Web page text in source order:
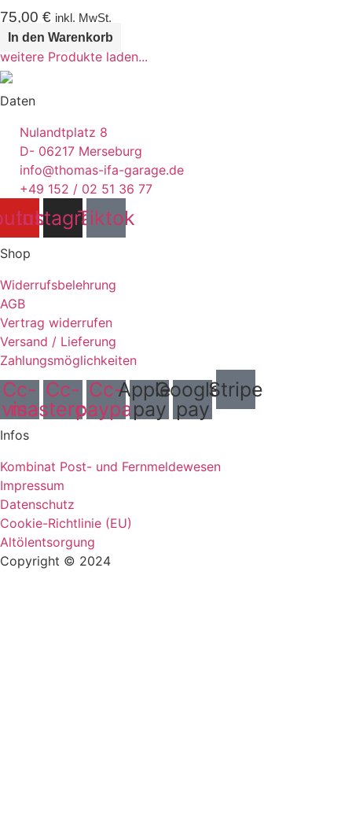
75,00 € inkl. MwSt.
In den Warenkorb
weitere Produkte laden...
Daten
Nulandtplatz 8
D- 06217 Merseburg
info@thomas-ifa-garage.de
+49 152 / 02 51 36 77
Instagram
Tiktok
Shop
Widerrufsbelehrung
AGB
Vertrag widerrufen
Versand / Lieferung
Zahlungsmöglichkeiten
Cc-
visa
Cc-
mastercard
Cc-
paypal
Apple-
pay
Google-
pay
Stripe
Infos
Kombinat Post- und Fernmeldewesen
Impressum
Datenschutz
Cookie-Richtlinie (EU)
Altölentsorgung
Copyright © 2024